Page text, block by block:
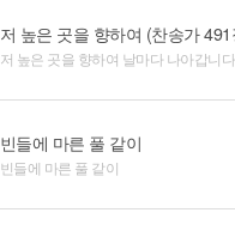
저 높은 곳을 향하여 (찬송가
저 높은 곳을 향하여 날마다 나아갑니다
빈들에 마른 풀 같이
빈들에 마른 풀 같이